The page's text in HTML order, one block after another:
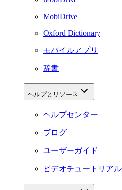
MobiDrive
Oxford Dictionary
モバイルアプリ
辞書
ヘルプとリソース
ヘルプセンター
ブログ
ユーザーガイド
ビデオチュートリアル